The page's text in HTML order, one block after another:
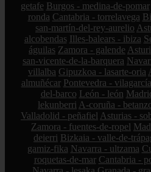
getafe Burgos - medina-de-pomar
ronda Cantabria - torrelavega
san-martín-del-rey-aurelio
alcobendas Illes-balears - ibiza
águilas Zamora - galende
san-vicente-de-la-barquera
villalba Gipuzkoa - lasarte-oria
almuñécar Pontevedra -
del-barco León - león
lekunberri A-coruña -
Valladolid - peñafiel Asturias -
Zamora - fuentes-de-ropel
deierri Bizkaia - valle-de-
gamiz-fika Navarra - ultzama
roquetas-de-mar Cantabria -